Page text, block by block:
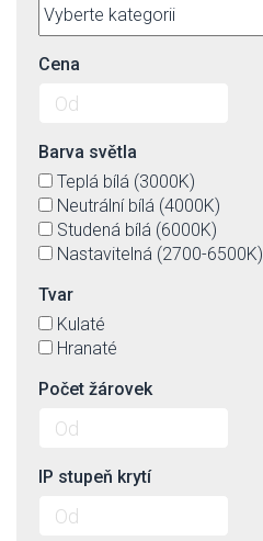
Cena
Barva světla
Teplá bílá (3000K)
Neutrální bílá (4000K)
Studená bílá (6000K)
Nastavitelná (2700-6500K)
Tvar
Kulaté
Hranaté
Počet žárovek
IP stupeň krytí